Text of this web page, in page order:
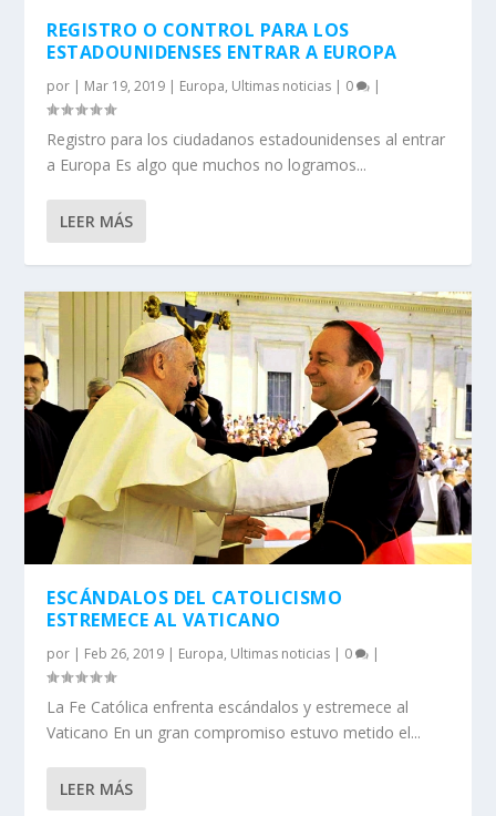
REGISTRO O CONTROL PARA LOS
ESTADOUNIDENSES ENTRAR A EUROPA
por | Mar 19, 2019 | Europa, Ultimas noticias | 0 |
Registro para los ciudadanos estadounidenses al entrar
a Europa Es algo que muchos no logramos...
LEER MÁS
ESCÁNDALOS DEL CATOLICISMO
ESTREMECE AL VATICANO
por | Feb 26, 2019 | Europa, Ultimas noticias | 0 |
La Fe Católica enfrenta escándalos y estremece al
Vaticano En un gran compromiso estuvo metido el...
LEER MÁS